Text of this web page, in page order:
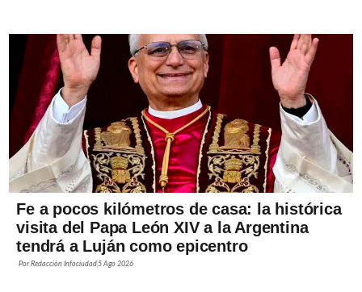
Fe a pocos kilómetros de casa: la histórica
visita del Papa León XIV a la Argentina
tendrá a Luján como epicentro
PorRedacción Infociudad5 Ago 2026